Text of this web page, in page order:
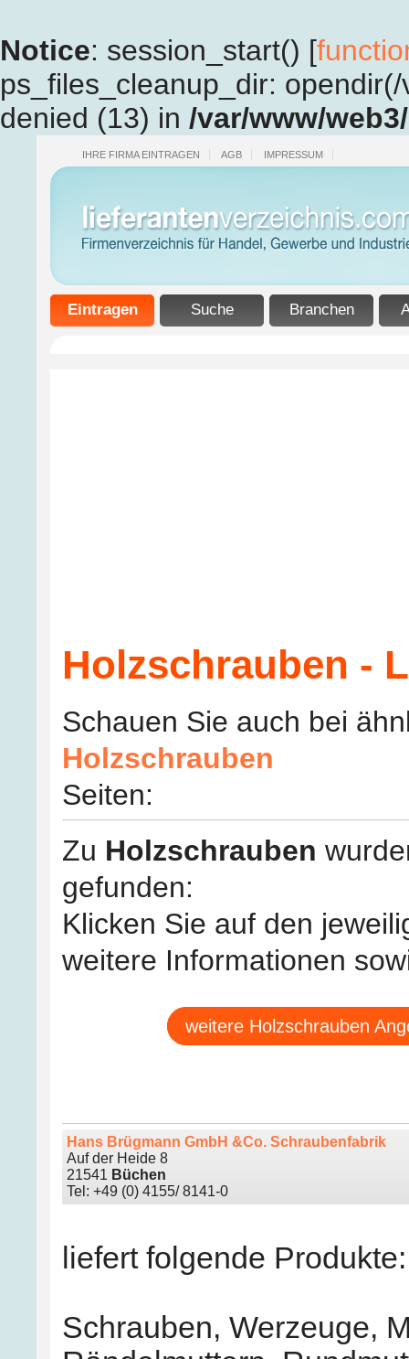
Notice: session_start() [
ps_files_cleanup_dir:
denied (13) in /var/www/
IHRE FIRMA EINTRAGEN AGB IMPRESSUM
Eintragen Suche Branchen
Holzschrauben -
Schauen Sie auch bei
Holzschrauben
Seiten:
Zu Holzschrauben
gefunden:
Klicken Sie auf den
weitere Informationen
weitere Holzschrauben
Hans Brügmann GmbH &Co. Schraubenfabrik
Auf der Heide 8
21541 Büchen
Tel: +49 (0) 4155/ 8141-0
liefert folgende Produkte:
Schrauben, Werzeuge,